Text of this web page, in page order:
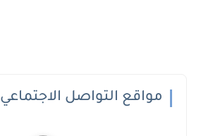
مواقع التواصل الاجتماعي